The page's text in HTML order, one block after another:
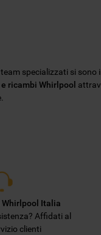
specializzati si sono
ricambi Whirlpool
Italia
Affidati al
clienti